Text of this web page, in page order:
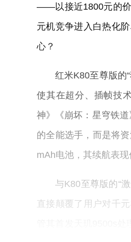
——以接近1800元的价
元机竞争进入白热化
心？
红米K80至尊版的
使其在超分、插帧技
神》《崩坏：星穹铁
的全能选手，而是将
mAh电池，其续航表
与K80至尊版的“
直接颠覆了用户对千
管其首发天玑9500s